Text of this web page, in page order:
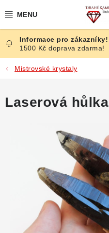
na
ČESKÉ KAMENY
ŠPERKY
ČLÁNKY
1500 Kč doprava zdarma!
Mistrovské krystaly
Laserová hůlka